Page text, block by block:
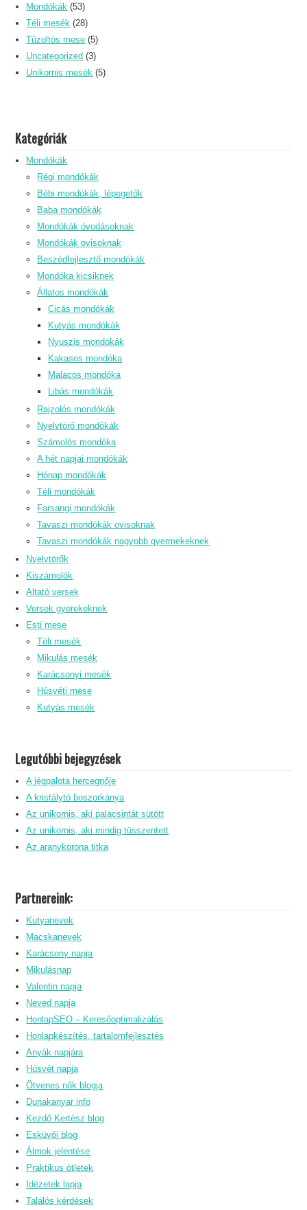
Mondókák (53)
Téli mesék (28)
Tűzoltós mese (5)
Uncategorized (3)
Unikornis mesék (5)
Kategóriák
Mondókák
Régi mondókák
Bébi mondókák, lépegetők
Baba mondókák
Mondókák óvodásoknak
Mondókák ovisoknak
Beszédfejlesztő mondókák
Mondóka kicsiknek
Állatos mondókák
Cicás mondókák
Kutyás mondókák
Nyuszis mondókák
Kakasos mondóka
Malacos mondóka
Libás mondókák
Rajzolós mondókák
Nyelvtörő mondókák
Számolós mondóka
A hét napjai mondókák
Hónap mondókák
Téli mondókák
Farsangi mondókák
Tavaszi mondókák ovisoknak
Tavaszi mondókák nagyobb gyermekeknek
Nyelvtörők
Kiszámolók
Altató versek
Versek gyerekeknek
Esti mese
Téli mesék
Mikulás mesék
Karácsonyi mesék
Húsvéti mese
Kutyás mesék
Legutóbbi bejegyzések
A jégpalota hercegnője
A kristálytó boszorkánya
Az unikornis, aki palacsintát sütött
Az unikornis, aki mindig tüsszentett
Az aranykorona titka
Partnereink:
Kutyanevek
Macskanevek
Karácsony napja
Mikulásnap
Valentin napja
Neved napja
HonlapSEO – Keresőoptimalizálás
Honlapkészítés, tartalomfejlesztés
Anyák napjára
Húsvét napja
Ötvenes nők blogja
Dunakanyar info
Kezdő Kertész blog
Esküvői blog
Álmok jelentése
Praktikus ötletek
Idézetek lapja
Találós kérdések